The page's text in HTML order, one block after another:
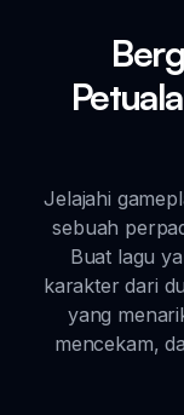
Jelajahi
sebuah
Buat lagu
karakter dari
yang
mencekam,